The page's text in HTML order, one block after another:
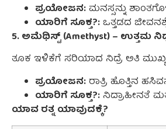
ಪ್ರಯೋಜನ:ಮನಸ್ಸನ್ನು
ಯಾರಿಗೆ ಸೂಕ್ತ?:ಒತ್ತಡದ
5. ಅಮೆಥಿಸ್ಟ್ (Amethyst) – ಉತ್ತಮ
ತೂಕ ಇಳಿಕೆಗೆ ಸರಿಯಾದ ನಿದ್ರೆ ಅತಿ
ಪ್ರಯೋಜನ:ರಾತ್ರಿ ಹೊತ್ತಿನ
ಯಾರಿಗೆ ಸೂಕ್ತ?:ನಿದ್ರಾಹೀನತೆ
ಯಾವ ರತ್ನ ಯಾವುದಕ್ಕೆ?